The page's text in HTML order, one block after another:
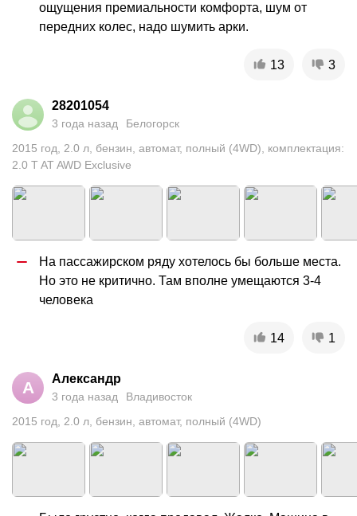
ощущения премиальности комфорта, шум от
передних колес, надо шумить арки.
13 3
28201054
3 года назад
Белогорск
2015 год 2.0 л бензин автомат, полный (4WD)
комплектация:
2.0 T AT AWD Exclusive
На пассажирском ряду хотелось бы больше места.
Но это не критично. Там вполне умещаются 3-4
человека
14 1
А Александр
3 года назад
Владивосток
2015 год 2.0 л бензин автомат, полный (4WD)